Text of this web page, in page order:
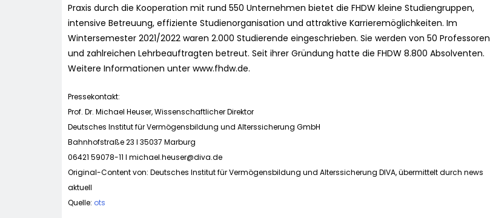
Praxis durch die Kooperation mit rund 550 Unternehmen bietet die FHDW kleine Studiengruppen,
intensive Betreuung, effiziente Studienorganisation und attraktive Karrieremöglichkeiten. Im
Wintersemester 2021/2022 waren 2.000 Studierende eingeschrieben. Sie werden von 50 Professoren
und zahlreichen Lehrbeauftragten betreut. Seit ihrer Gründung hatte die FHDW 8.800 Absolventen.
Weitere Informationen unter www.fhdw.de.
Pressekontakt:
Prof. Dr. Michael Heuser, Wissenschaftlicher Direktor
Deutsches Institut für Vermögensbildung und Alterssicherung GmbH
Bahnhofstraße 23 I 35037 Marburg
06421 59078-11 I michael.heuser@diva.de
Original-Content von: Deutsches Institut für Vermögensbildung und Alterssicherung DIVA, übermittelt durch news
aktuell
Quelle: ots